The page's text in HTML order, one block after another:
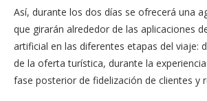
Así, durante los dos días se ofrecerá una
que girarán alrededor de las aplicaciones
artificial en las diferentes etapas del viaje:
de la oferta turística, durante la
fase posterior de fidelización de clientes y